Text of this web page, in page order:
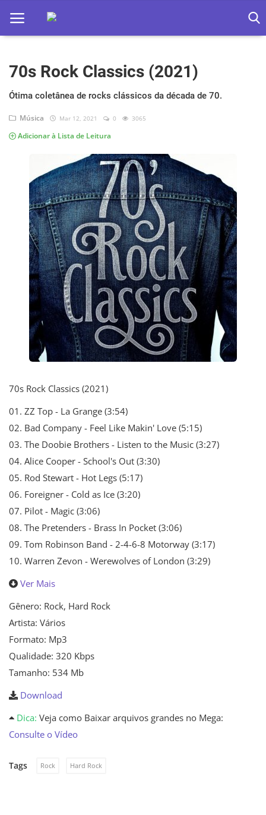
Home
Apps
Ebooks
Música
Jogos hoje na TV
70s Rock Classics (2021)
Ótima coletânea de rocks clássicos da década de 70.
Música Mar 12, 2021 0 3065
Adicionar à Lista de Leitura
70s Rock Classics (2021)
01. ZZ Top - La Grange (3:54)
02. Bad Company - Feel Like Makin' Love (5:15)
03. The Doobie Brothers - Listen to the Music (3:27)
04. Alice Cooper - School's Out (3:30)
05. Rod Stewart - Hot Legs (5:17)
06. Foreigner - Cold as Ice (3:20)
07. Pilot - Magic (3:06)
08. The Pretenders - Brass In Pocket (3:06)
09. Tom Robinson Band - 2-4-6-8 Motorway (3:17)
10. Warren Zevon - Werewolves of London (3:29)
Ver Mais
Gênero: Rock, Hard Rock
Artista: Vários
Formato: Mp3
Qualidade: 320 Kbps
Tamanho: 534 Mb
Download
Dica: Veja como Baixar arquivos grandes no Mega:
Consulte o Vídeo
Tags Rock Hard Rock